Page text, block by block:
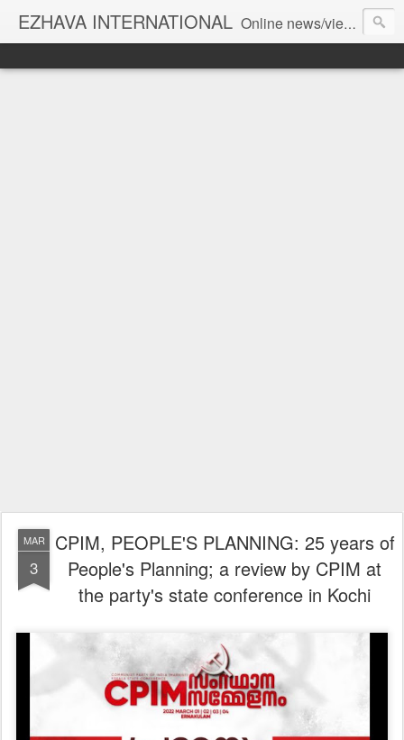
EZHAVA INTERNATIONAL Online news/views JOURNAL... Connecting the community worldwide Editorial Director: Prem Chandran
MAR
3
CPIM, PEOPLE'S PLANNING: 25 years of
People's Planning; a review by CPIM at
the party's state conference in Kochi